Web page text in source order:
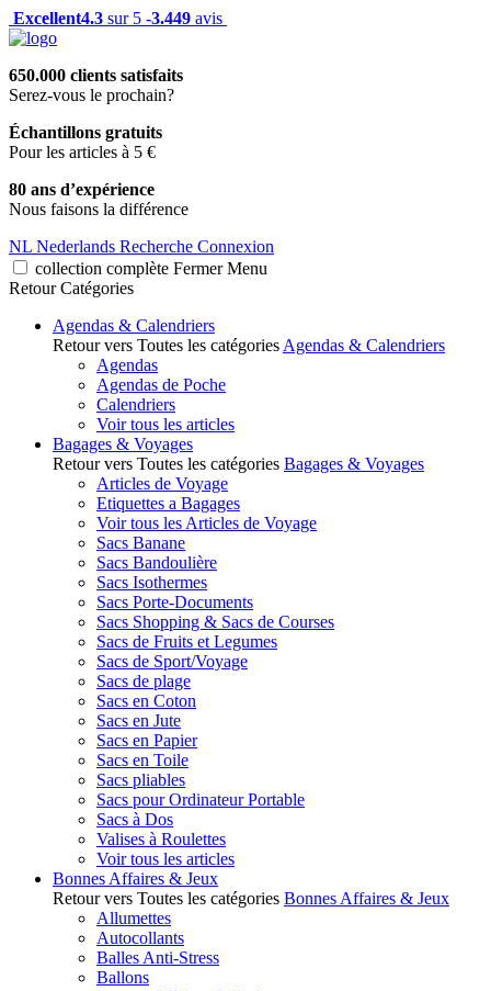
Excellent4.3 sur 5 -3.449 avis
650.000 clients satisfaits
Serez-vous le prochain?
Échantillons gratuits
Pour les articles à 5 €
80 ans d’expérience
Nous faisons la différence
NL Nederlands Recherche Connexion
collection complète Fermer Menu
Retour Catégories
Agendas & Calendriers
Retour vers Toutes les catégories Agendas & Calendriers
Agendas
Agendas de Poche
Calendriers
Voir tous les articles
Bagages & Voyages
Retour vers Toutes les catégories Bagages & Voyages
Articles de Voyage
Etiquettes a Bagages
Voir tous les Articles de Voyage
Sacs Banane
Sacs Bandoulière
Sacs Isothermes
Sacs Porte-Documents
Sacs Shopping & Sacs de Courses
Sacs de Fruits et Legumes
Sacs de Sport/Voyage
Sacs de plage
Sacs en Coton
Sacs en Jute
Sacs en Papier
Sacs en Toile
Sacs pliables
Sacs pour Ordinateur Portable
Sacs à Dos
Valises à Roulettes
Voir tous les articles
Bonnes Affaires & Jeux
Retour vers Toutes les catégories Bonnes Affaires & Jeux
Allumettes
Autocollants
Balles Anti-Stress
Ballons